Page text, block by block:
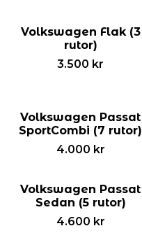
Volkswagen Flak (3
rutor)
3.500 kr
Volkswagen Passat
SportCombi (7 rutor)
4.000 kr
Volkswagen Passat
Sedan (5 rutor)
4.600 kr